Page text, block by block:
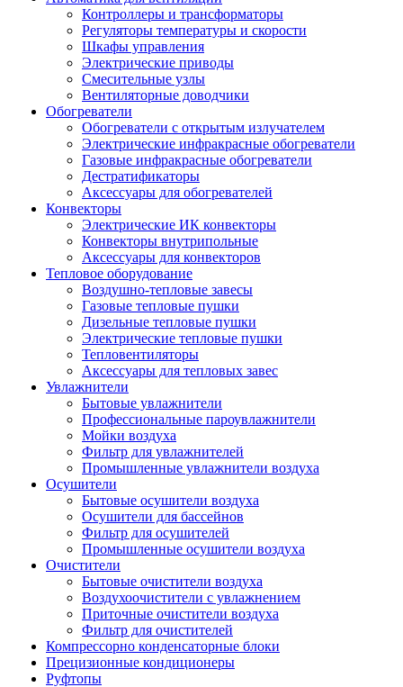
Контроллеры и трансформаторы
Регуляторы температуры и скорости
Шкафы управления
Электрические приводы
Смесительные узлы
Вентиляторные доводчики
Обогреватели
Обогреватели с открытым излучателем
Электрические инфракрасные обогреватели
Газовые инфракрасные обогреватели
Дестратификаторы
Аксессуары для обогревателей
Конвекторы
Электрические ИК конвекторы
Конвекторы внутрипольные
Аксессуары для конвекторов
Тепловое оборудование
Воздушно-тепловые завесы
Газовые тепловые пушки
Дизельные тепловые пушки
Электрические тепловые пушки
Тепловентиляторы
Аксессуары для тепловых завес
Увлажнители
Бытовые увлажнители
Профессиональные пароувлажнители
Мойки воздуха
Фильтр для увлажнителей
Промышленные увлажнители воздуха
Осушители
Бытовые осушители воздуха
Осушители для бассейнов
Фильтр для осушителей
Промышленные осушители воздуха
Очистители
Бытовые очистители воздуха
Воздухоочистители с увлажнением
Приточные очистители воздуха
Фильтр для очистителей
Компрессорно конденсаторные блоки
Прецизионные кондиционеры
Руфтопы